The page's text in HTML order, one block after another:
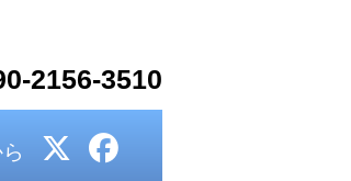
2156-3510